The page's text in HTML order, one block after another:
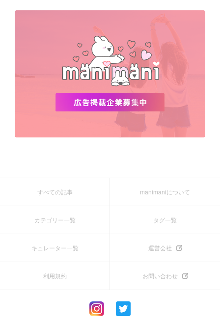
すべての記事 manimaniについて
カテゴリー一覧 タグ一覧
キュレーター一覧 運営会社
利用規約 お問い合わせ